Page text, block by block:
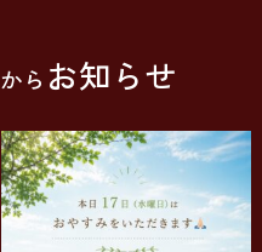
から お知らせ